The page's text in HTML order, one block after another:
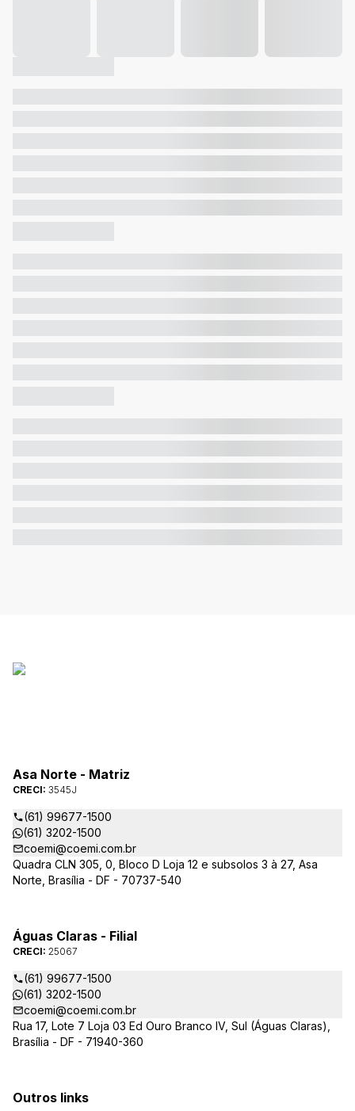
Asa Norte - Matriz
CRECI: 3545J
(61) 99677-1500
(61) 3202-1500
coemi@coemi.com.br
Quadra CLN 305, 0, Bloco D Loja 12 e subsolos 3 à 27, Asa
Norte, Brasília - DF - 70737-540
Águas Claras - Filial
CRECI: 25067
(61) 99677-1500
(61) 3202-1500
coemi@coemi.com.br
Rua 17, Lote 7 Loja 03 Ed Ouro Branco IV, Sul (Águas Claras),
Brasília - DF - 71940-360
Outros links